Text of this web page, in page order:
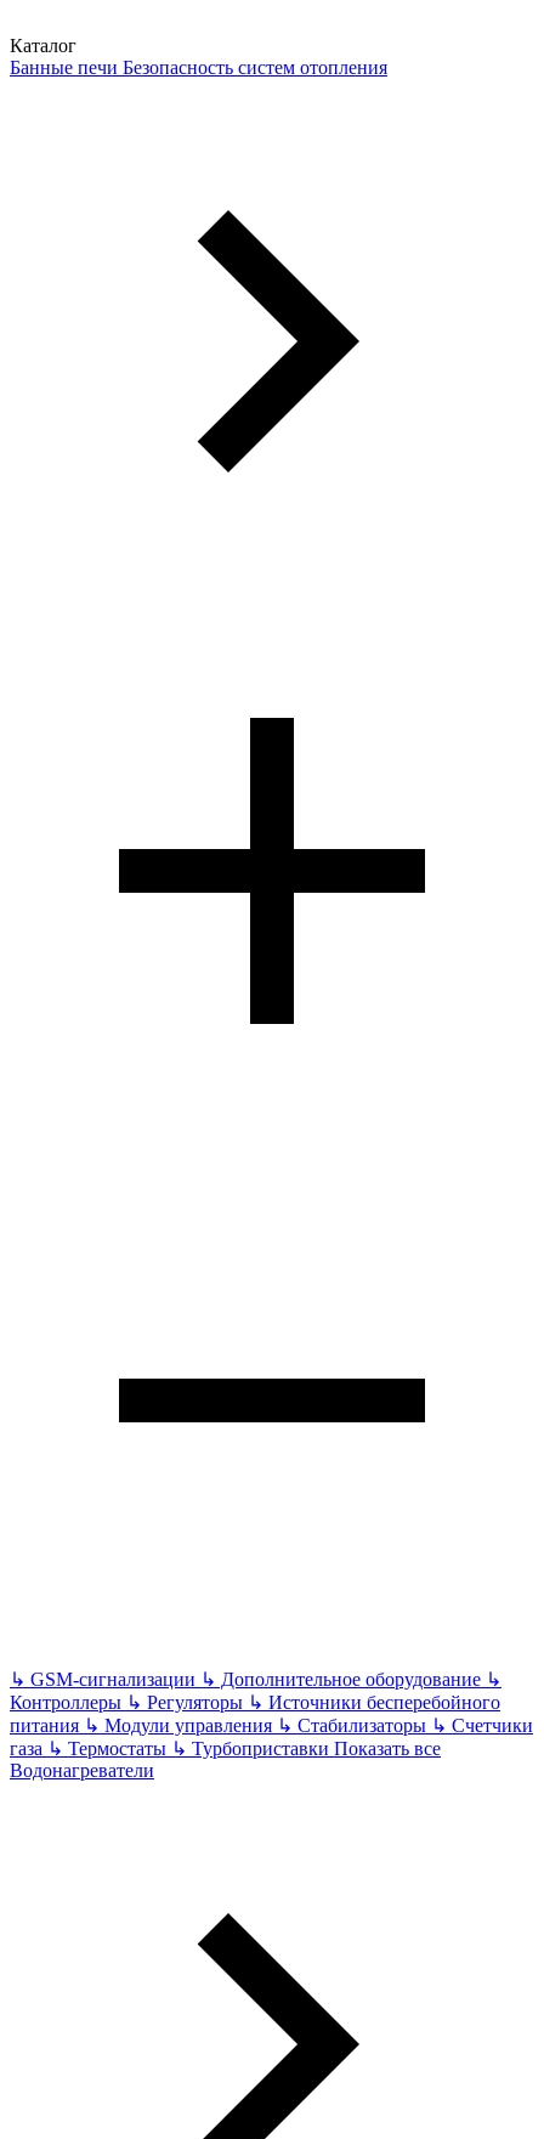
Каталог
Банные печи Безопасность систем отопления
↳ GSM-сигнализации ↳ Дополнительное оборудование ↳
Контроллеры ↳ Регуляторы ↳ Источники бесперебойного
питания ↳ Модули управления ↳ Стабилизаторы ↳ Счетчики
газа ↳ Термостаты ↳ Турбоприставки Показать все
Водонагреватели